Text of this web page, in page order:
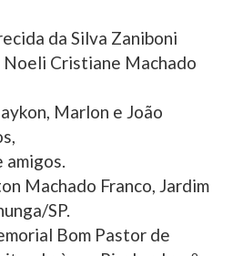
da Silva Zaniboni
Noeli Cristiane Machado
Marlon e João
amigos.
Machado Franco, Jardim
SP.
Bom Pastor de